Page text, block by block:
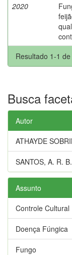
2020
Resultado 1-1 de
Busca
Autor
ATHAYDE
SANTOS, A. R. B.
Assunto
Controle Cultural
Doença Fúngica
Fungo